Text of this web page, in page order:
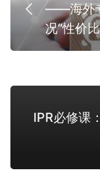
——海外
况“性价
IPR必修课